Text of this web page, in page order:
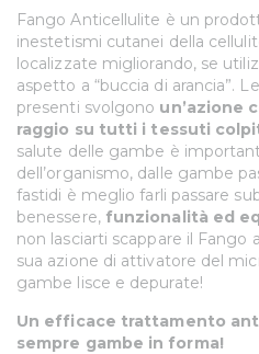
Fango Anticellulite è un
inestetismi cutanei della
localizzate migliorando, se
aspetto a “buccia di arancia”.
presenti svolgono un’azione
raggio su tutti i tessuti
salute delle gambe è
dell’organismo, dalle gambe
fastidi è meglio farli passare
benessere, funzionalità ed
non lasciarti scappare il Fango
sua azione di attivatore del
gambe lisce e depurate!
Un efficace trattamento
sempre gambe in forma!